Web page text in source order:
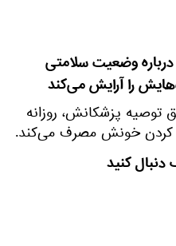
وضعیت سلامتی
را آرایش می‌کند
پزشکانش، روزانه
کردن خونش مصرف می‌کند.
دنبال کنید